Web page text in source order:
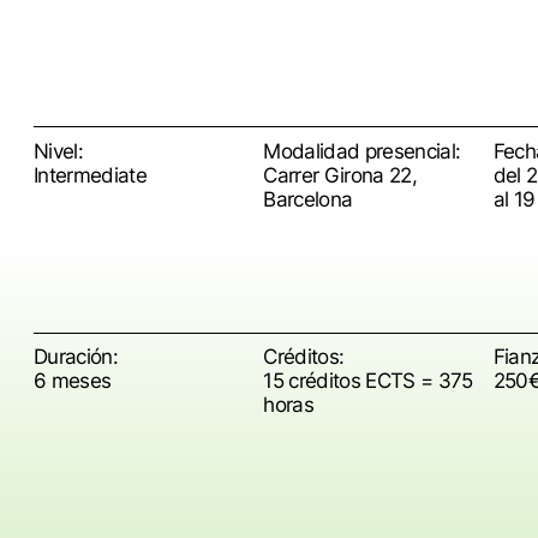
Nivel:
Intermediate
Modalidad presencial:
Carrer Girona 22,
Barcelona
del
al
Duración:
6 meses
Créditos:
15 créditos ECTS = 375
horas